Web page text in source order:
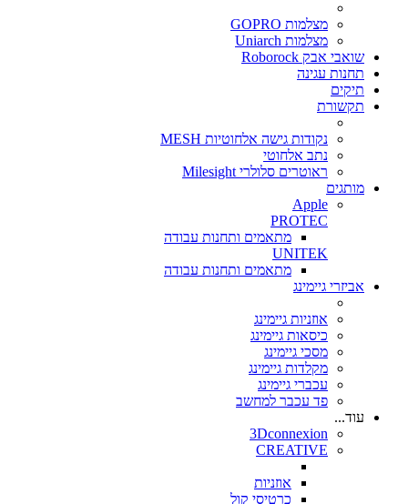
מצלמות GOPRO
מצלמות Uniarch
שואבי אבק Roborock
תחנות עגינה
תיקים
תקשורת
נקודות גישה אלחוטיות MESH
נתב אלחוטי
ראוטרים סלולרי Milesight
מותגים
Apple
PROTEC
מתאמים ותחנות עבודה
UNITEK
מתאמים ותחנות עבודה
אביזרי גיימינג
אוזניות גיימינג
כיסאות גיימינג
מסכי גיימינג
מקלדות גיימינג
עכברי גיימינג
פד עכבר למחשב
עוד...
3Dconnexion
CREATIVE
אוזניות
כרטיסי קול